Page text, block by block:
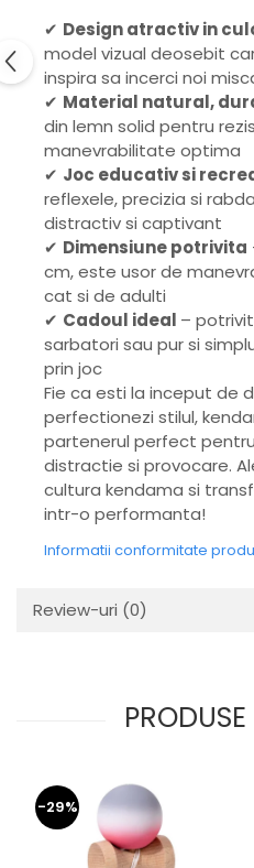
✔ Design atractiv in
model vizual deosebit
inspira sa incerci noi
✔ Material natural,
din lemn solid pentru
manevrabilitate optima
✔ Joc educativ si
reflexele, precizia si
distractiv si captivant
✔ Dimensiune potrivita
cm, este usor de
cat si de adulti
✔ Cadoul ideal –
sarbatori sau pur si
prin joc
Fie ca esti la inceput de
perfectionezi stilul,
partenerul perfect
distractie si provocare.
cultura kendama si
intr-o performanta!
Informatii conformitate
Review-uri (0)
-29%